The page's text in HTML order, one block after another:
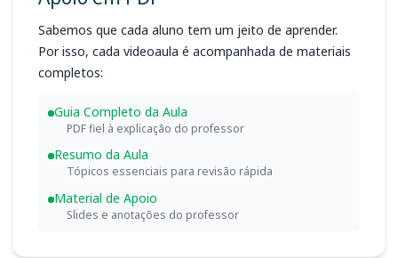
Sabemos que cada aluno tem um jeito de aprender.
Por isso, cada videoaula é acompanhada de materiais
completos:
Guia Completo da Aula
PDF fiel à explicação do professor
Resumo da Aula
Tópicos essenciais para revisão rápida
Material de Apoio
Slides e anotações do professor